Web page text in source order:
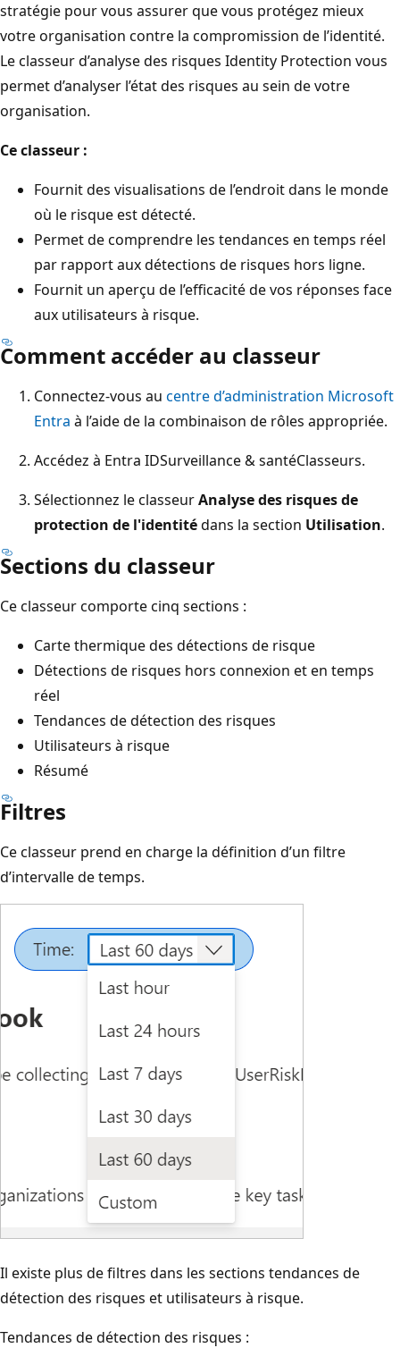
stratégie pour vous assurer que vous protégez mieux
votre organisation contre la compromission de l’identité.
Le classeur d’analyse des risques Identity Protection vous
permet d’analyser l’état des risques au sein de votre
organisation.
Ce classeur :
Fournit des visualisations de l’endroit dans le monde
où le risque est détecté.
Permet de comprendre les tendances en temps réel
par rapport aux détections de risques hors ligne.
Fournit un aperçu de l’efficacité de vos réponses face
aux utilisateurs à risque.
Comment accéder au classeur
Connectez-vous au centre d’administration Microsoft
Entra à l’aide de la combinaison de rôles appropriée.
Accédez à Entra IDSurveillance & santéClasseurs.
Sélectionnez le classeurAnalyse des risques de
protection de l'identitédans la section Utilisation.
Sections du classeur
Ce classeur comporte cinq sections :
Carte thermique des détections de risque
Détections de risques hors connexion et en temps
réel
Tendances de détection des risques
Utilisateurs à risque
Résumé
Filtres
Ce classeur prend en charge la définition d’un filtre
d’intervalle de temps.
Il existe plus de filtres dans les sections tendances de
détection des risques et utilisateurs à risque.
Tendances de détection des risques :